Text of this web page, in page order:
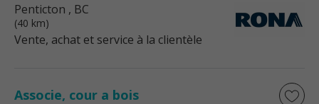
Penticton , BC
(40 km)
Vente, achat et service à la clientèle
Associe, cour a bois